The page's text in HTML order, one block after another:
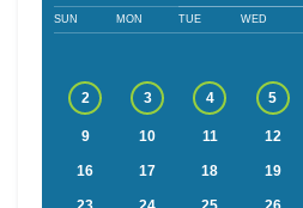
SUN MON TUE WED
2 3 4 5
9 10 11 12
16 17 18 19